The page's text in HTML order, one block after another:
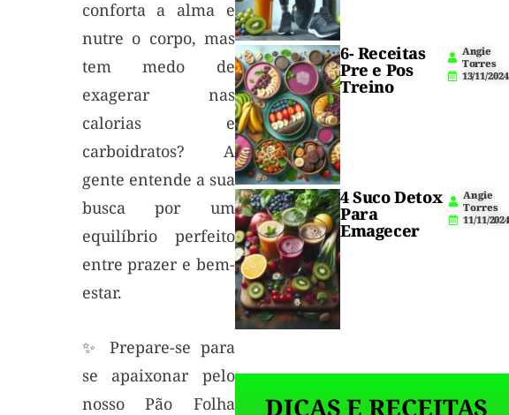
conforta a alma e
nutre o corpo, mas
tem medo de
exagerar nas
calorias e
carboidratos? A
gente entende a sua
busca por um
equilíbrio perfeito
entre prazer e bem-
estar.
✨ Prepare-se para
se apaixonar pelo
nosso Pão Folha
6- Receitas
Pre e Pos
Treino
Angie
Torres
13/11/2024
4 Suco Detox
Para
Emagecer
Angie
Torres
11/11/2024
DICAS E RECEITAS